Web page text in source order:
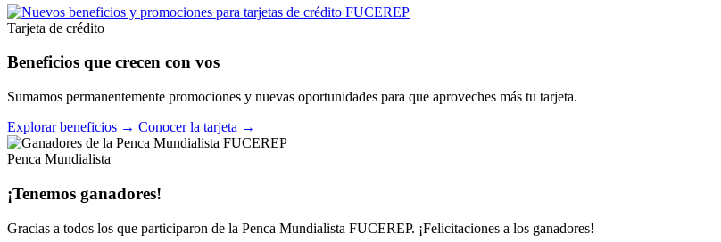
Tarjeta de crédito
Beneficios que crecen con vos
Sumamos permanentemente promociones y nuevas oportunidades para que aproveches más tu tarjeta.
Explorar beneficios → Conocer la tarjeta →
Penca Mundialista
¡Tenemos ganadores!
Gracias a todos los que participaron de la Penca Mundialista FUCEREP. ¡Felicitaciones a los ganadores!